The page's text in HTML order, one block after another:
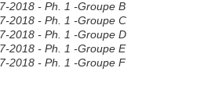
2018 - Ph. 1 -Groupe B
2018 - Ph. 1 -Groupe C
2018 - Ph. 1 -Groupe D
2018 - Ph. 1 -Groupe E
2018 - Ph. 1 -Groupe F